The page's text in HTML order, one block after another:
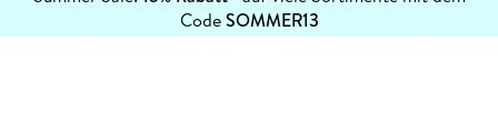
CodeSOMMER13
erfahren